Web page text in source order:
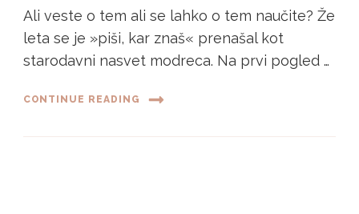
Ali veste o tem ali se lahko o tem naučite? Že
leta se je »piši, kar znaš« prenašal kot
starodavni nasvet modreca. Na prvi pogled …
CONTINUE READING